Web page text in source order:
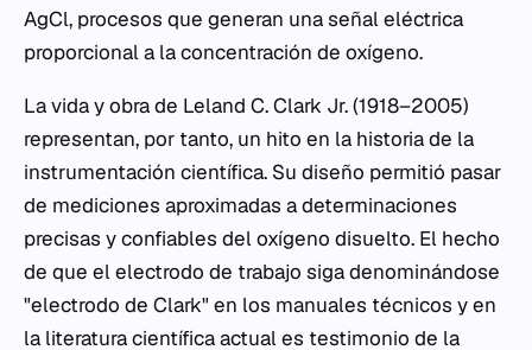
AgCl, procesos que generan una señal eléctrica
proporcional a la concentración de oxígeno.
La vida y obra de Leland C. Clark Jr. (1918–2005)
representan, por tanto, un hito en la historia de la
instrumentación científica. Su diseño permitió pasar
de mediciones aproximadas a determinaciones
precisas y confiables del oxígeno disuelto. El hecho
de que el electrodo de trabajo siga denominándose
"electrodo de Clark" en los manuales técnicos y en
la literatura científica actual es testimonio de la